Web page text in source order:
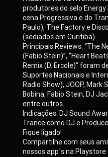
produtores do selo
cena Progressiva e do
Paulo), The Factory e
(sediados em Curitiba).
Principais Reviews: “The
(Fabio Stein)”, “Heart
Remix (D. Ercole)” foram
Suportes Nacionais e
Radio Show), JOOP, Mark
Bobina, Fabio Stein, DJ
entre outros.
Indicações: DJ Sound
Trance como DJ e
Fique ligado!
Compartilhe com seus
nossos app´s na